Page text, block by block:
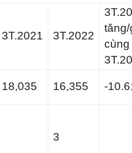
3T.2021 3T.2022
cùng
18,035 16,355 -
3